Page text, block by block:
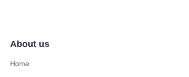
About us
Home